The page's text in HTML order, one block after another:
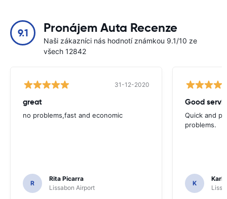
9.1 Pronájem Auta Recenze
Naši zákazníci nás hodnotí známkou 9.1/10 ze
všech 12842
31-12-2020
great
no problems,fast and economic
R
Rita Picarra
Lissabon Airport
Good
Quick and
problems.
K
Karl